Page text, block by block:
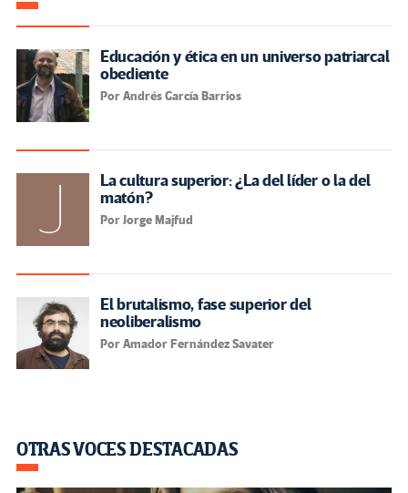
Educación y ética en un universo patriarcal
obediente
Por Andrés García Barrios
La cultura superior: ¿La del líder o la del
matón?
Por Jorge Majfud
El brutalismo, fase superior del
neoliberalismo
Por Amador Fernández Savater
OTRAS VOCES DESTACADAS